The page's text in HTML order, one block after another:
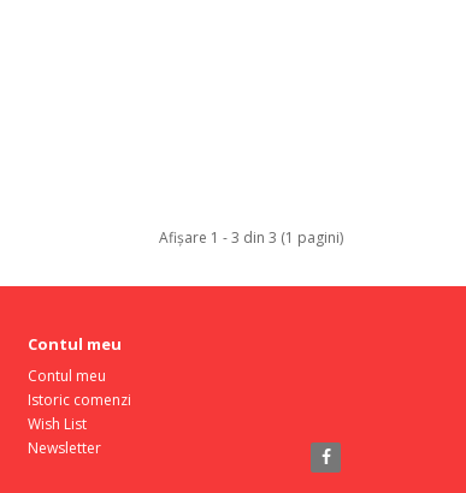
Afişare 1 - 3 din 3 (1 pagini)
Contul meu
Contul meu
Istoric comenzi
Wish List
Newsletter